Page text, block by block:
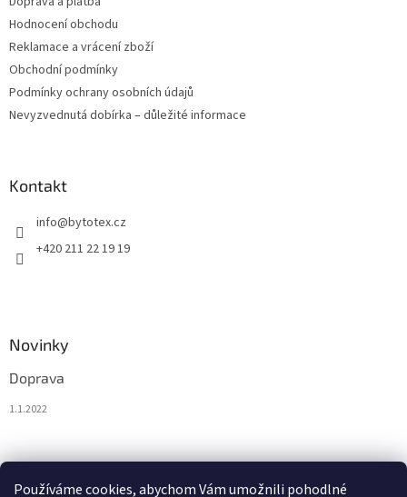
Používáme cookies, abychom Vám umožnili pohodlné
Hodnocení obchodu
Reklamace a vrácení zboží
Obchodní podmínky
Podmínky ochrany osobních údajů
Nevyzvednutá dobírka – důležité informace
Kontakt
info@bytotex.cz
+420 211 22 19 19
Novinky
Doprava
1.1.2022